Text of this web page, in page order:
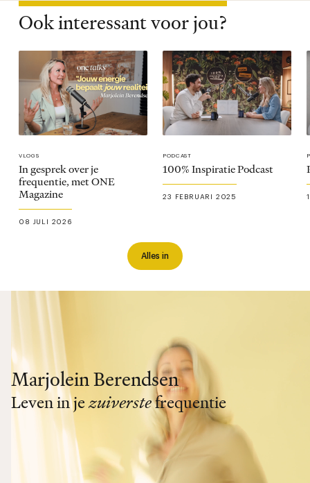
Ook interessant voor jou?
Alles in
VLOGS
In gesprek over je
frequentie, met ONE
Magazine
08 JULI 2026
PODCAST
100% Inspiratie Podcast
23 FEBRUARI 2025
Marjolein Berendsen
Leven in jezuiverstefrequentie